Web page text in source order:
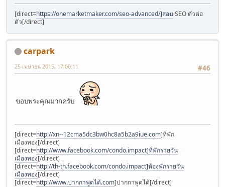
[direct=https://onemarketmaker.com/seo-advanced/]สอนSEO ตัวต่อ
ตัว[/direct]
carpark
#46
25 เมษายน 2015, 17:00:11
ขอบพระคุณมากครับ
[direct=http://xn--12cma5dc3bw0hc8a5b2a9iue.com]ที่พัก
เมืองทอง[/direct]
[direct=http://www.facebook.com/condo.impact]ที่พักรายวัน
เมืองทอง[/direct]
[direct=http://th-th.facebook.com/condo.impact]ห้องพักรายวัน
เมืองทอง[/direct]
[direct=http://www.ปากกาพูดได้.com]ปากกาพูดได้[/direct]